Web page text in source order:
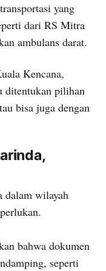
yang
dari RS Mitra
ambulans darat.
Kencana,
pilihan
bisa juga dengan
dalam wilayah
bahwa dokumen
seperti